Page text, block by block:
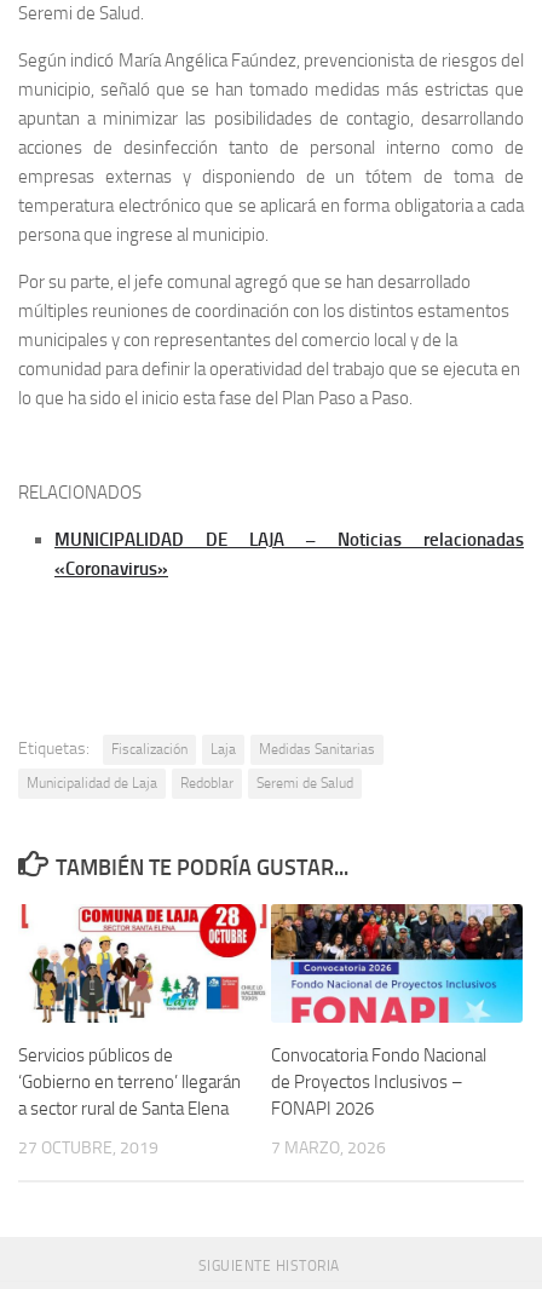
Seremi de Salud.
Según indicó María Angélica Faúndez, prevencionista de riesgos del
municipio, señaló que se han tomado medidas más estrictas que
apuntan a minimizar las posibilidades de contagio, desarrollando
acciones de desinfección tanto de personal interno como de
empresas externas y disponiendo de un tótem de toma de
temperatura electrónico que se aplicará en forma obligatoria a cada
persona que ingrese al municipio.
Por su parte, el jefe comunal agregó que se han desarrollado
múltiples reuniones de coordinación con los distintos estamentos
municipales y con representantes del comercio local y de la
comunidad para definir la operatividad del trabajo que se ejecuta en
lo que ha sido el inicio esta fase del Plan Paso a Paso.
RELACIONADOS
MUNICIPALIDAD DE LAJA – Noticias relacionadas
«Coronavirus»
Etiquetas: Fiscalización Laja
Medidas Sanitarias
Municipalidad de Laja
Redoblar Seremi de Salud
TAMBIÉN TE PODRÍA GUSTAR...
Servicios públicos de
‘Gobierno en terreno’ llegarán
a sector rural de Santa Elena
27 OCTUBRE, 2019
Convocatoria Fondo Nacional
de Proyectos Inclusivos –
FONAPI 2026
7 MARZO, 2026
SIGUIENTE HISTORIA